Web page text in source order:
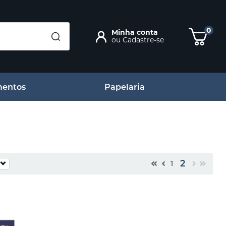
Minha conta
ou Cadastre-se
0
Papelaria
1 2